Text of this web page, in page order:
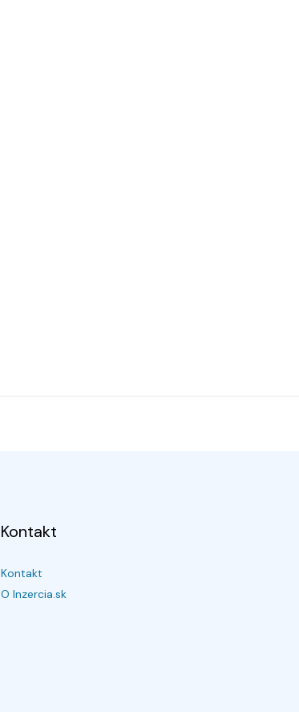
Kontakt
Kontakt
O Inzercia.sk